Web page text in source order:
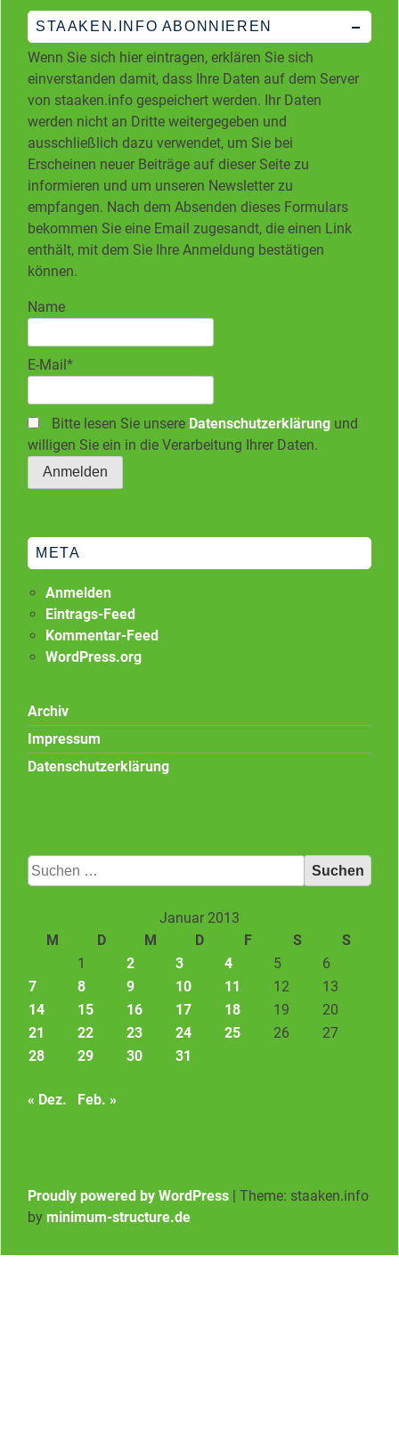
STAAKEN.INFO ABONNIEREN
Wenn Sie sich hier eintragen, erklären Sie sich
einverstanden damit, dass Ihre Daten auf dem Server
von staaken.info gespeichert werden. Ihr Daten
werden nicht an Dritte weitergegeben und
ausschließlich dazu verwendet, um Sie bei
Erscheinen neuer Beiträge auf dieser Seite zu
informieren und um unseren Newsletter zu
empfangen. Nach dem Absenden dieses Formulars
bekommen Sie eine Email zugesandt, die einen Link
enthält, mit dem Sie Ihre Anmeldung bestätigen
können.
Name
E-Mail*
Bitte lesen Sie unsere Datenschutzerklärung und
willigen Sie ein in die Verarbeitung Ihrer Daten.
META
Anmelden
Eintrags-Feed
Kommentar-Feed
WordPress.org
Archiv
Impressum
Datenschutzerklärung
Suchen
nach:
Januar 2013
M
D M D F S
S
1
2 3 4 5
6
7
8 9 10 11 12
13
14
15 16 17 18 19
20
21
22 23 24 25 26
27
28
29 30 31
« Dez. Feb. »
Proudly powered by WordPress | Theme: staaken.info
by minimum-structure.de